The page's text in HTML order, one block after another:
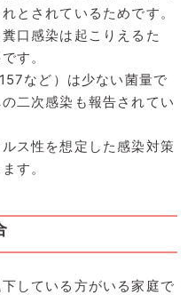
とされているためです。
口感染は起こりえるた
す。
など）は少ない菌量で
二次感染も報告されてい
ス性を想定した感染対策
す。
している方がいる家庭で